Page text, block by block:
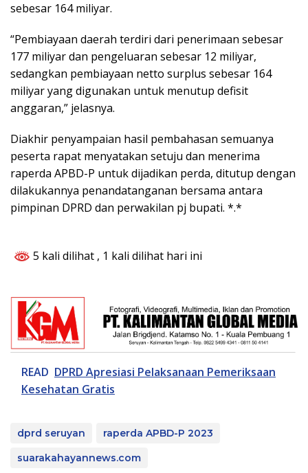
sebesar 164 miliyar.
“Pembiayaan daerah terdiri dari penerimaan sebesar
177 miliyar dan pengeluaran sebesar 12 miliyar,
sedangkan pembiayaan netto surplus sebesar 164
miliyar yang digunakan untuk menutup defisit
anggaran,” jelasnya.
Diakhir penyampaian hasil pembahasan semuanya
peserta rapat menyatakan setuju dan menerima
raperda APBD-P untuk dijadikan perda, ditutup dengan
dilakukannya penandatanganan bersama antara
pimpinan DPRD dan perwakilan pj bupati. *.*
5 kali dilihat , 1 kali dilihat hari ini
READ DPRD Apresiasi Pelaksanaan Pemeriksaan
Kesehatan Gratis
dprd seruyan
raperda APBD-P 2023
suarakahayannews.com